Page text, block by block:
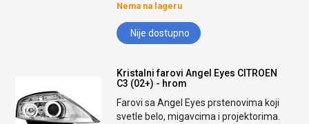
Nema na lageru
Nije dostupno
Kristalni farovi Angel Eyes CITROEN
C3 (02+) - hrom
Farovi sa Angel Eyes prstenovima koji
svetle belo, migavcima i projektorima.